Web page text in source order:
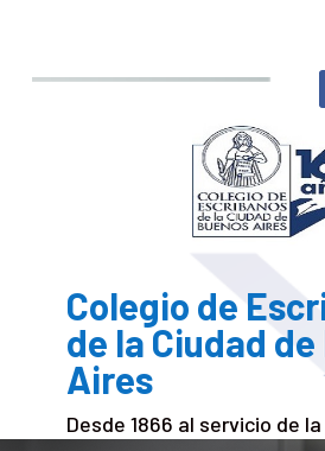
Colegio de
de la Ciudad
Aires
Desde 1866 al servicio de